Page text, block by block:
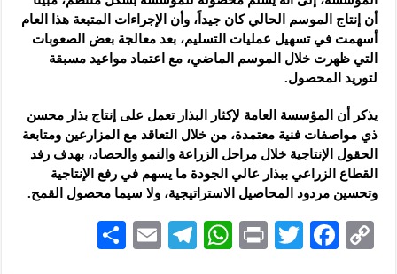
أن إنتاج الموسم الحالي كان جيداً، وأن الإجراءات المتبعة هذا العام
أسهمت في تسهيل عمليات التسليم، بعد معالجة بعض الصعوبات
التي ظهرت خلال الموسم الماضي، مع اعتماد مواعيد مسبقة
لتوريد المحصول.
يذكر أن المؤسسة العامة لإكثار البذار تعمل على إنتاج بذار محسن
ذي مواصفات فنية معتمدة، من خلال التعاقد مع المزارعين ومتابعة
الحقول الإنتاجية خلال مراحل الزراعة والنمو والحصاد، بهدف رفد
القطاع الزراعي ببذار عالي الجودة ما يسهم في رفع الإنتاجية
وتحسين مردود المحاصيل الاستراتيجية، ولا سيما محصول القمح.
C
F
T
P
W
Te
E